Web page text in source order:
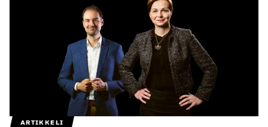
ARTIKKELI